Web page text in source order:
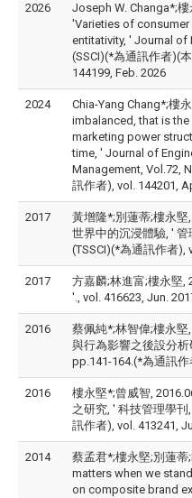
2026
Joseph W. Changa*;樓
'Varieties of
entitativity, ' Journal of
(SSCI)(*為通訊作者)(
144199, Feb. 2026
2024
Chia-Yang Chang*;樓
imbalanced, that is
marketing power
time, ' Journal of
Management, Vol.72,
訊作者), vol. 144201,
2017
黃增隆*;別蓮蒂;樓永堅
世界中的沉浸體驗, ' 管
(TSSCI)(*為通訊作者),
2017
方嘉麟;林進富;樓永堅,
'., vol. 416623, Jun.
2016
蔡佩純*;林智偉;樓永堅
與行為影響之後設分析
pp.141-164.(*為通訊作
2016
樓永堅*;曾威智,
之研究, ' 科技管理學刊
訊作者), vol. 413241,
2014
蔡孟君*;樓永堅;別蓮蒂
matters when we
on composite brand